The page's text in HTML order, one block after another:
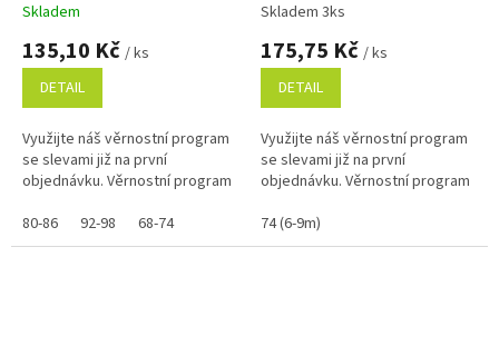
Skladem
135,10 Kč / ks
DETAIL
Využijte náš věrnostní program
se slevami již na první
objednávku. Věrnostní program
80-86
92-98 68-74
Skladem 3ks
175,75 Kč / ks
DETAIL
Využijte náš věrnostní program
se slevami již na první
objednávku. Věrnostní program
74 (6-9m)